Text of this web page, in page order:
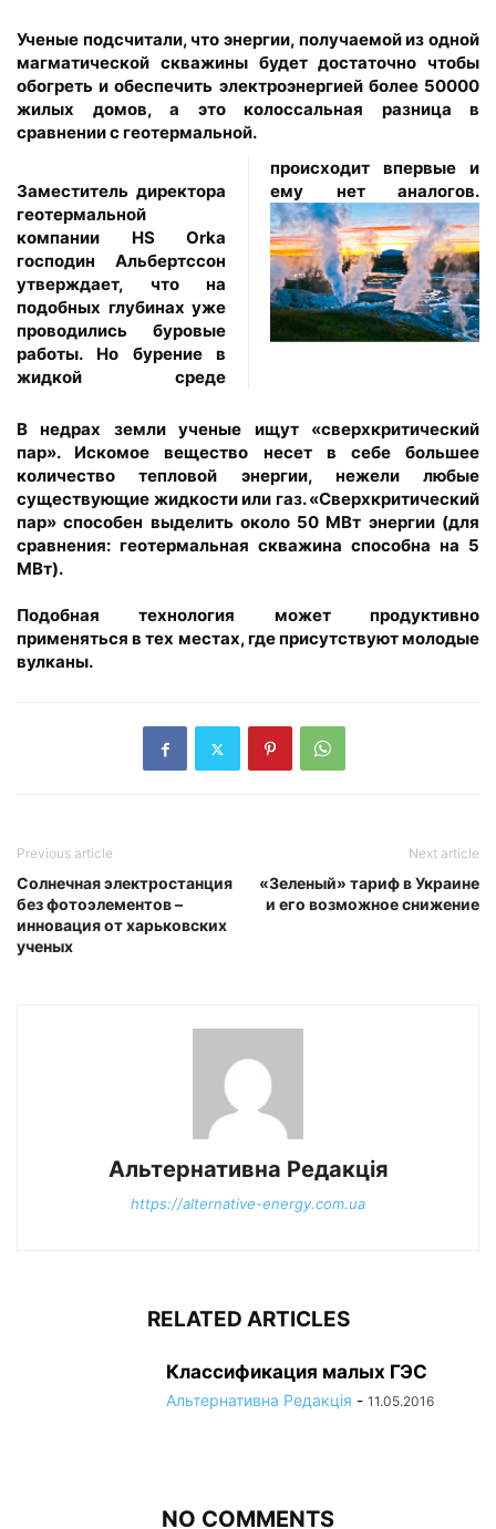
Ученые подсчитали, что энергии, получаемой из одной
магматической скважины будет достаточно чтобы
обогреть и обеспечить электроэнергией более 50000
жилых домов, а это колоссальная разница в
сравнении с геотермальной.
Заместитель директора
геотермальной
компании HS Orka
господин Альбертссон
утверждает, что на
подобных глубинах уже
проводились буровые
работы. Но бурение в
жидкой среде
происходит впервые и
ему нет аналогов.
В недрах земли ученые ищут «сверхкритический
пар». Искомое вещество несет в себе большее
количество тепловой энергии, нежели любые
существующие жидкости или газ. «Сверхкритический
пар» способен выделить около 50 МВт энергии (для
сравнения: геотермальная скважина способна на 5
МВт).
Подобная технология может продуктивно
применяться в тех местах, где присутствуют молодые
вулканы.
Previous article
Cолнечная электростанция
без фотоэлементов –
инновация от харьковских
ученых
Next article
«Зеленый» тариф в Украине
и его возможное снижение
Альтернативна Редакція
https://alternative-energy.com.ua
RELATED ARTICLES
Классификация малых ГЭС
Альтернативна Редакція - 11.05.2016
NO COMMENTS